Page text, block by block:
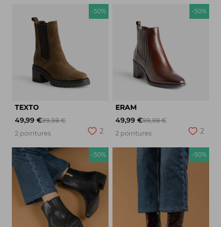
-50%
TEXTO
49,99 €99,98 €
2 pointures
2
-50%
ERAM
49,99 €99,98 €
2 pointures
2
-50% -50%